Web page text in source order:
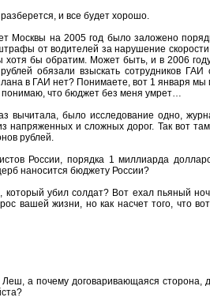
и все будет хорошо.
Москвы на 2005 год было заложено
от водителей за нарушение
бы обратим. Может быть, и в 2006
обязали взыскать сотрудников ГАИ
в ГАИ нет? Понимаете, вот 1 января
что бюджет без меня умрет…
вычитала, было исследование одно,
напряженных и сложных дорог. Так вот
рублей.
России, порядка 1 миллиарда
наносится бюджету России?
который убил солдат? Вот ехал пьяный
вашей жизни, но как насчет того, что
Леш, а почему договаривающаяся сторона,